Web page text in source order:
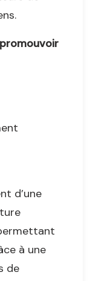
d’une
à une
de